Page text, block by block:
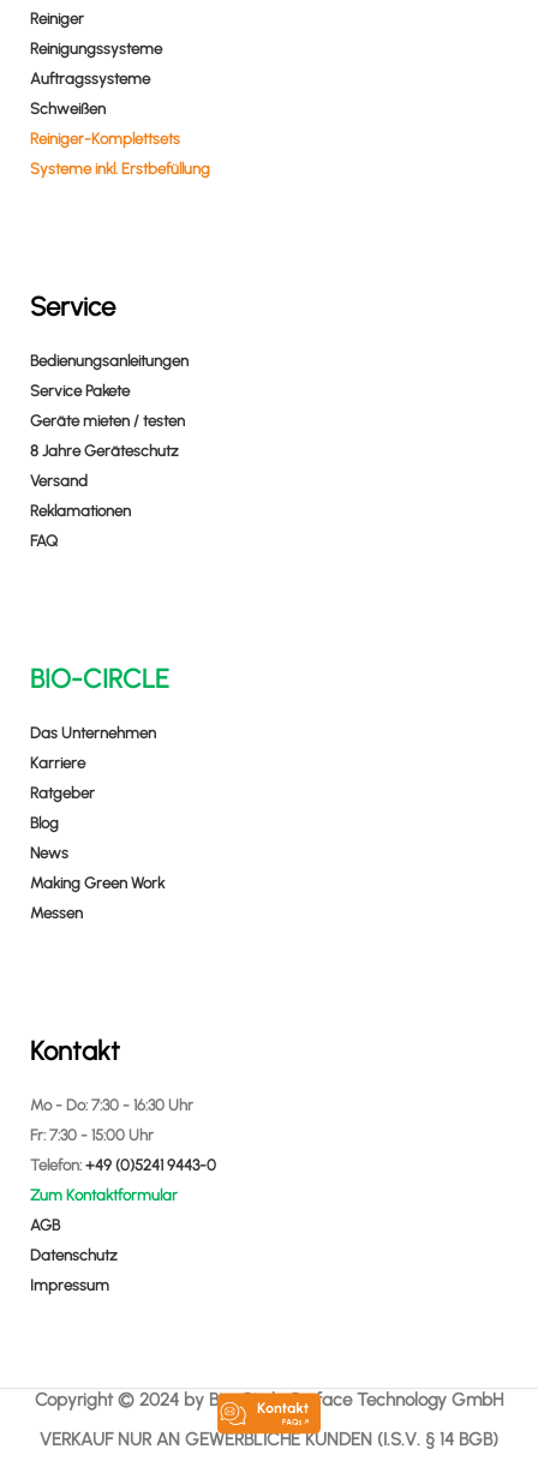
Reiniger
Reinigungssysteme
Auftragssysteme
Schweißen
Reiniger-Komplettsets
Systeme inkl. Erstbefüllung
Service
Bedienungsanleitungen
Service Pakete
Geräte mieten / testen
8 Jahre Geräteschutz
Versand
Reklamationen
FAQ
BIO-CIRCLE
Das Unternehmen
Karriere
Ratgeber
Blog
News
Making Green Work
Messen
Kontakt
Mo - Do: 7:30 - 16:30 Uhr
Fr: 7:30 - 15:00 Uhr
Telefon: +49 (0)5241 9443-0
Zum Kontaktformular
AGB
Datenschutz
Impressum
Copyright © 2024 by Bio-Circle Surface Technology GmbH
VERKAUF NUR AN GEWERBLICHE KUNDEN (I.S.V. § 14 BGB)